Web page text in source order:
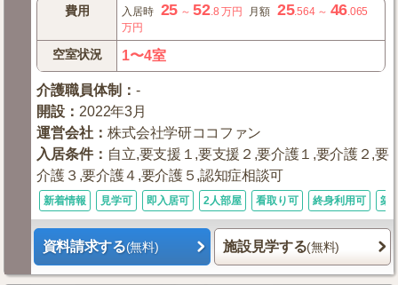
費用 入居時 25 ～52.8 万円 月額 25.564～ 46.065
万円
空室状況 1〜4室
介護職員体制 ：-
開設 ： 2022年3月
運営会社 ：株式会社学研ココファン
入居条件： 自立,要支援１,要支援２,要介護１,要介護２,要
介護３,要介護４,要介護５,認知症相談可
新着情報 見学可 即入居可 2人部屋 看取り可 終身利用可 築
資料請求する(無料) 施設見学する(無料)